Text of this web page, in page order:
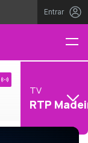
Entrar
TV
RTP